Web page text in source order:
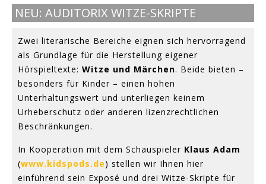
NEU: AUDITORIX WITZE-SKRIPTE
Zwei literarische Bereiche eignen sich hervorragend
als Grundlage für die Herstellung eigener
Hörspieltexte: Witze und Märchen. Beide bieten –
besonders für Kinder – einen hohen
Unterhaltungswert und unterliegen keinem
Urheberschutz oder anderen lizenzrechtlichen
Beschränkungen.
In Kooperation mit dem Schauspieler Klaus Adam
(www.kidspods.de) stellen wir Ihnen hier
einführend sein Exposé und drei Witze-Skripte für